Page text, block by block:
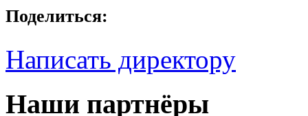
Поделиться:
Написать директору
Наши партнёры